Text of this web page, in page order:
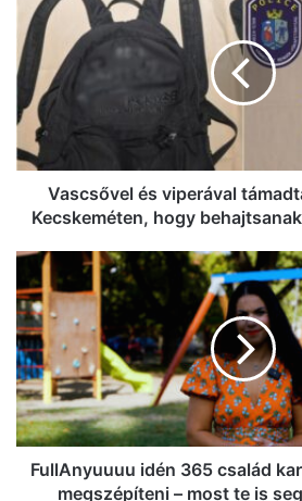
viperával
támadtak
meg
egy
férfit
Kecskeméten,
hogy
behajtsanak
tőle
forintot
Vascsővel és viperával
Kecskeméten, hogy
FullAnyuuuu
idén
365
család
karácsonyát
szeretné
megszépíteni
–
most
FullAnyuuuu idén 365 család
megszépíteni – most te is